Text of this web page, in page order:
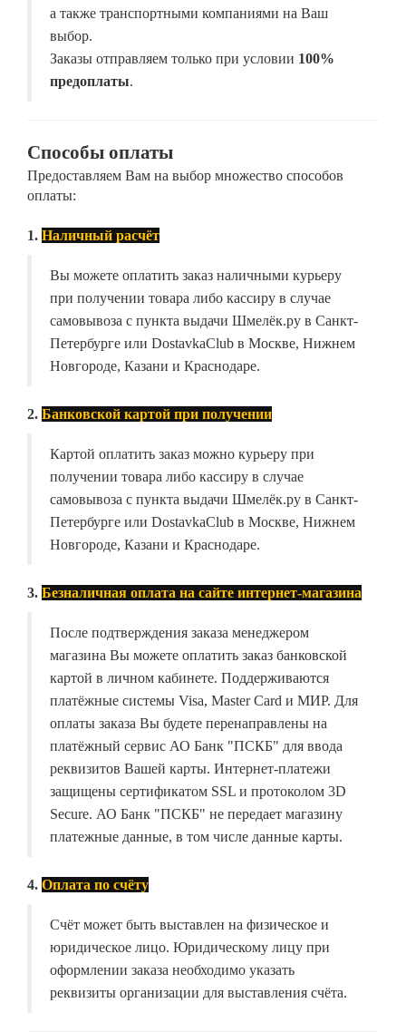
а также транспортными компаниями на Ваш
выбор.
Заказы отправляем только при условии 100%
предоплаты.
Способы оплаты
Предоставляем Вам на выбор множество способов
оплаты:
1. Наличный расчёт
Вы можете оплатить заказ наличными курьеру
при получении товара либо кассиру в случае
самовывоза с пункта выдачи Шмелёк.ру в Санкт-
Петербурге или DostavkaClub в Москве, Нижнем
Новгороде, Казани и Краснодаре.
2. Банковской картой при получении
Картой оплатить заказ можно курьеру при
получении товара либо кассиру в случае
самовывоза с пункта выдачи Шмелёк.ру в Санкт-
Петербурге или DostavkaClub в Москве, Нижнем
Новгороде, Казани и Краснодаре.
3. Безналичная оплата на сайте интернет-магазина
После подтверждения заказа менеджером
магазина Вы можете оплатить заказ банковской
картой в личном кабинете. Поддерживаются
платёжные системы Visa, Master Card и МИР. Для
оплаты заказа Вы будете перенаправлены на
платёжный сервис АО Банк "ПСКБ" для ввода
реквизитов Вашей карты. Интернет-платежи
защищены сертификатом SSL и протоколом 3D
Secure. АО Банк "ПСКБ" не передает магазину
платежные данные, в том числе данные карты.
4. Оплата по счёту
Счёт может быть выставлен на физическое и
юридическое лицо. Юридическому лицу при
оформлении заказа необходимо указать
реквизиты организации для выставления счёта.